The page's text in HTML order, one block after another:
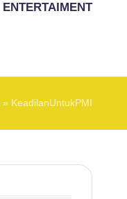
ENTERTAIMENT
» KeadilanUntukPMI